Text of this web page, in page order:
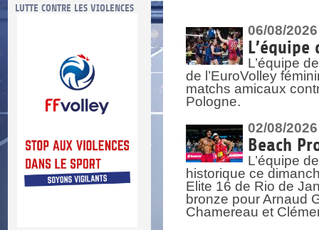
LUTTE CONTRE LES VIOLENCES MA PETITE SPONSO
>
06/08/2026
L’équipe
L’équipe
de l’EuroVolley
matchs amicaux
Pologne.
02/08/2026
Beach
L’équipe
historique ce
Elite 16 de Rio de
bronze pour Arnaud
Chamereau et